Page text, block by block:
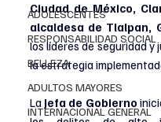
ADOLESCENTES
RESPONSABILIDAD SOCIAL
BELLEZA
ADULTOS MAYORES
INTERNACIONAL GENERAL
Ciudad de México,
alcaldesa de Tlalpan,
los líderes de seguridad
la estrategia
La Jefa de Gobierno